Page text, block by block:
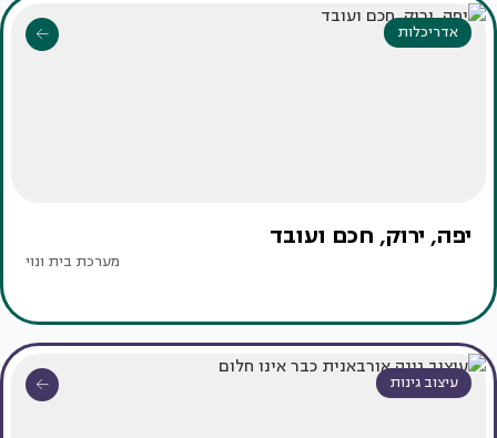
אדריכלות
יפה, ירוק, חכם ועובד
מערכת בית ונוי
עיצוב גינות